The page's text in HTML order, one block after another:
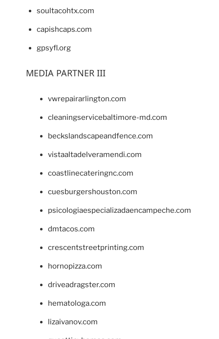
soultacohtx.com
capishcaps.com
gpsyfl.org
MEDIA PARTNER III
vwrepairarlington.com
cleaningservicebaltimore-md.com
beckslandscapeandfence.com
vistaaltadelveramendi.com
coastlinecateringnc.com
cuesburgershouston.com
psicologiaespecializadaencampeche.com
dmtacos.com
crescentstreetprinting.com
hornopizza.com
driveadragster.com
hematologa.com
lizaivanov.com